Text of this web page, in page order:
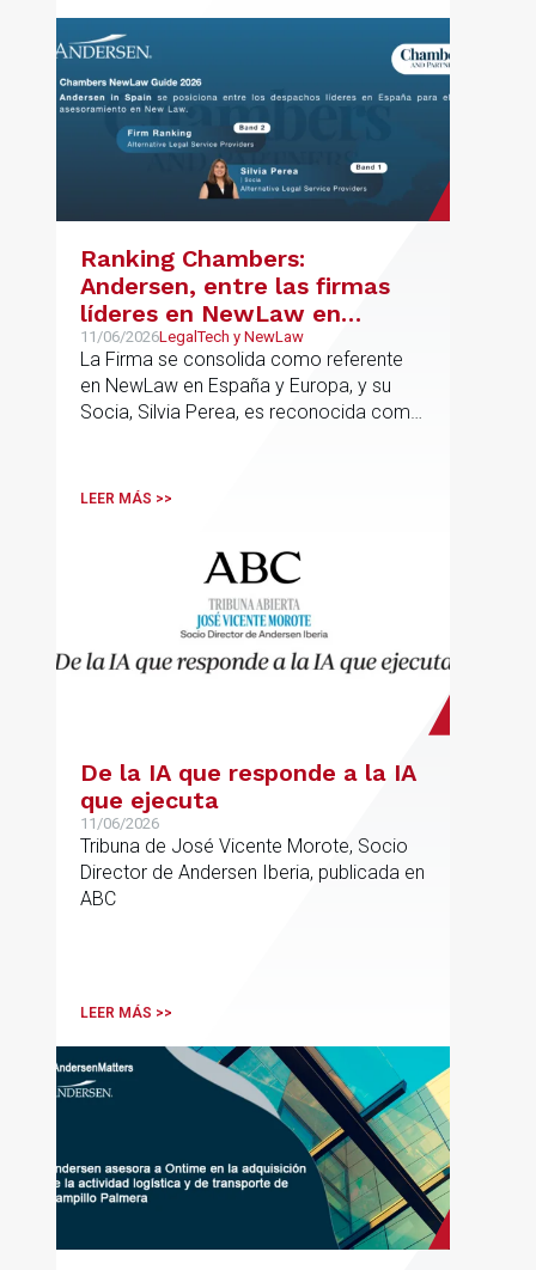
Ranking Chambers:
Andersen, entre las firmas
líderes en NewLaw en
España y Europa
11/06/2026LegalTech y NewLaw
La Firma se consolida como referente
en NewLaw en España y Europa, y su
Socia, Silvia Perea, es reconocida como
LEER MÁS >>
De la IA que responde a la IA
que ejecuta
11/06/2026
Tribuna de José Vicente Morote, Socio
Director de Andersen Iberia, publicada en
ABC
LEER MÁS >>